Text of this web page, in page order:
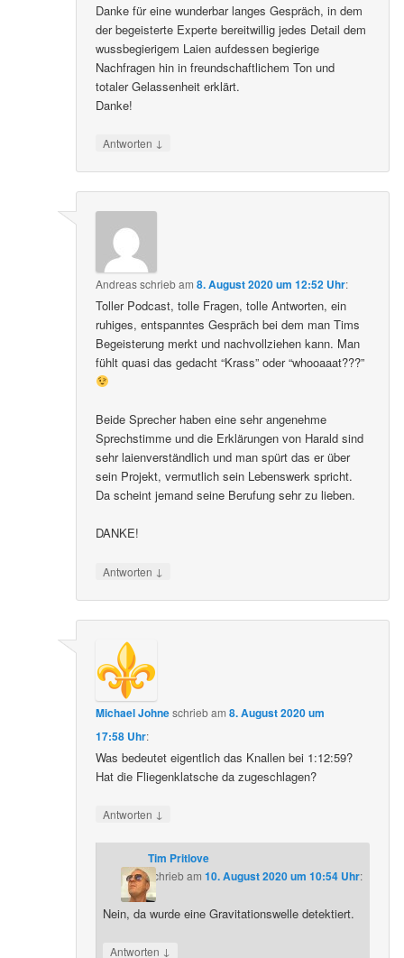
Danke für eine wunderbar langes Gespräch, in dem
der begeisterte Experte bereitwillig jedes Detail dem
wussbegierigem Laien aufdessen begierige
Nachfragen hin in freundschaftlichem Ton und
totaler Gelassenheit erklärt.
Danke!
Antworten ↓
Andreasschriebam8. August 2020 um 12:52 Uhr:
Toller Podcast, tolle Fragen, tolle Antworten, ein
ruhiges, entspanntes Gespräch bei dem man Tims
Begeisterung merkt und nachvollziehen kann. Man
fühlt quasi das gedacht “Krass” oder “whooaaat???”
Beide Sprecher haben eine sehr angenehme
Sprechstimme und die Erklärungen von Harald sind
sehr laienverständlich und man spürt das er über
sein Projekt, vermutlich sein Lebenswerk spricht.
Da scheint jemand seine Berufung sehr zu lieben.
DANKE!
Antworten ↓
Michael Johneschriebam8. August 2020 um
17:58 Uhr:
Was bedeutet eigentlich das Knallen bei 1:12:59?
Hat die Fliegenklatsche da zugeschlagen?
Antworten ↓
Tim Pritlove
schriebam 10. August 2020 um 10:54 Uhr:
Nein, da wurde eine Gravitationswelle detektiert.
Antworten ↓